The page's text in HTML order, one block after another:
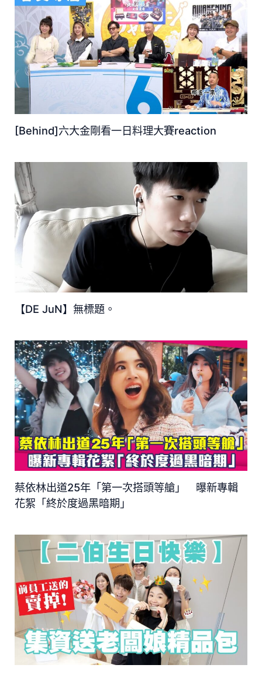
[Behind]六大金剛看一日料理大賽reaction
【DE JuN】無標題。
蔡依林出道25年「第一次搭頭等艙」 曝新專輯
花絮「終於度過黑暗期」